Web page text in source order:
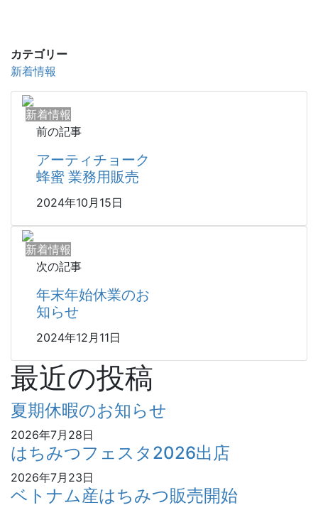
カテゴリー
新着情報
新着情報
前の記事
アーティチョーク
蜂蜜 業務用販売
2024年10月15日
新着情報
次の記事
年末年始休業のお
知らせ
2024年12月11日
最近の投稿
夏期休暇のお知らせ
2026年7月28日
はちみつフェスタ2026出店
2026年7月23日
ベトナム産はちみつ販売開始